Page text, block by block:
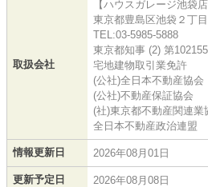
取扱会社
【ハウスガレージ池袋店
東京都豊島区池袋２丁
TEL:03-5985-5888
東京都知事 (2) 第
宅地建物取引業免許
(公社)全日本不動産協会
(公社)不動産保証協会
(社)東京都不動産関連業
全日本不動産政治連盟
情報更新日 2026年08月01日
更新予定日 2026年08月08日